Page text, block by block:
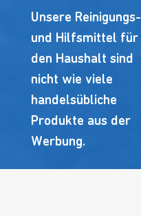
Unsere Reinigungs-
und Hilfsmittel für
den Haushalt sind
nicht wie viele
handelsübliche
Produkte aus der
Werbung.